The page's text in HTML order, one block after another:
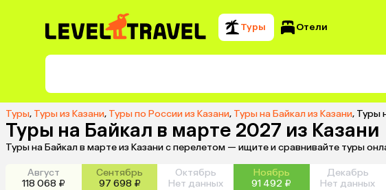
Туры Отели
Туры, Туры из Казани, Туры по России из Казани, Туры на Байкал из Казани, Туры
Туры на Байкал в марте 2027 из Казани
Туры на Байкал в марте из Казани с перелетом — ищите и сравнивайте туры
Август
118 068 ₽
Сентябрь
97 698 ₽
Октябрь
Нет данных
Ноябрь
91 492 ₽
Декабрь
Нет данных